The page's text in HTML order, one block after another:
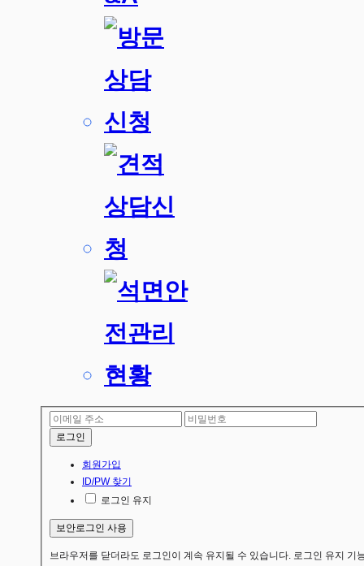
로그인
회원가입
ID/PW 찾기
로그인 유지
보안로그인 사용
브라우저를 닫더라도 로그인이 계속 유지될 수 있습니다. 로그인 유지